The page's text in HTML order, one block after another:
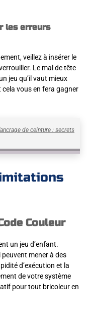
les erreurs
veillez à insérer le
Le mal de tête
jeu qu’il vaut mieux
vous en fera gagner
de ceinture : secrets
Couleur
un jeu d’enfant.
mener à des
d’exécution et la
de votre système
pour tout bricoleur en